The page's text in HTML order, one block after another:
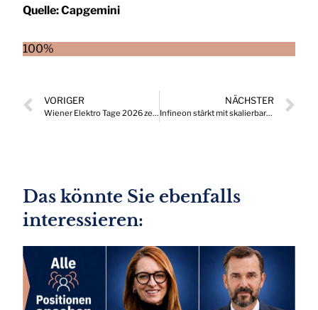
Quelle:Capgemini
100%
VORIGER
Wiener Elektro Tage 2026 zeigen das gesamte Spektrum der E-Mobilität von morgen
NÄCHSTER
Infineon stärkt mit skalierbaren industriellen Lösungen Europas Quantenökosystem
Das könnte Sie ebenfalls
interessieren: